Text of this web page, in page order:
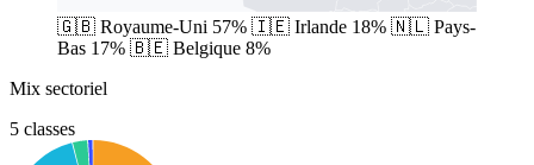
🇬🇧 Royaume-Uni 57% 🇮🇪 Irlande 18% 🇳🇱 Pays-
Bas 17% 🇧🇪 Belgique 8%
Mix sectoriel
5 classes